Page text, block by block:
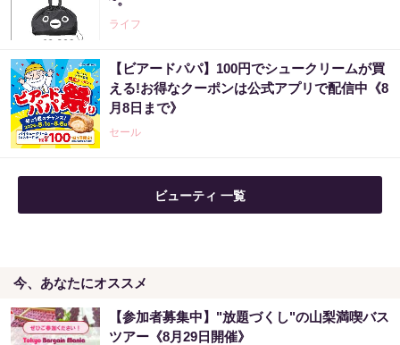
ライフ
【ビアードパパ】100円でシュークリームが買
える!お得なクーポンは公式アプリで配信中《8
月8日まで》
セール
ビューティ 一覧
今、あなたにオススメ
【参加者募集中】"放題づくし"の山梨満喫バス
ツアー《8月29日開催》